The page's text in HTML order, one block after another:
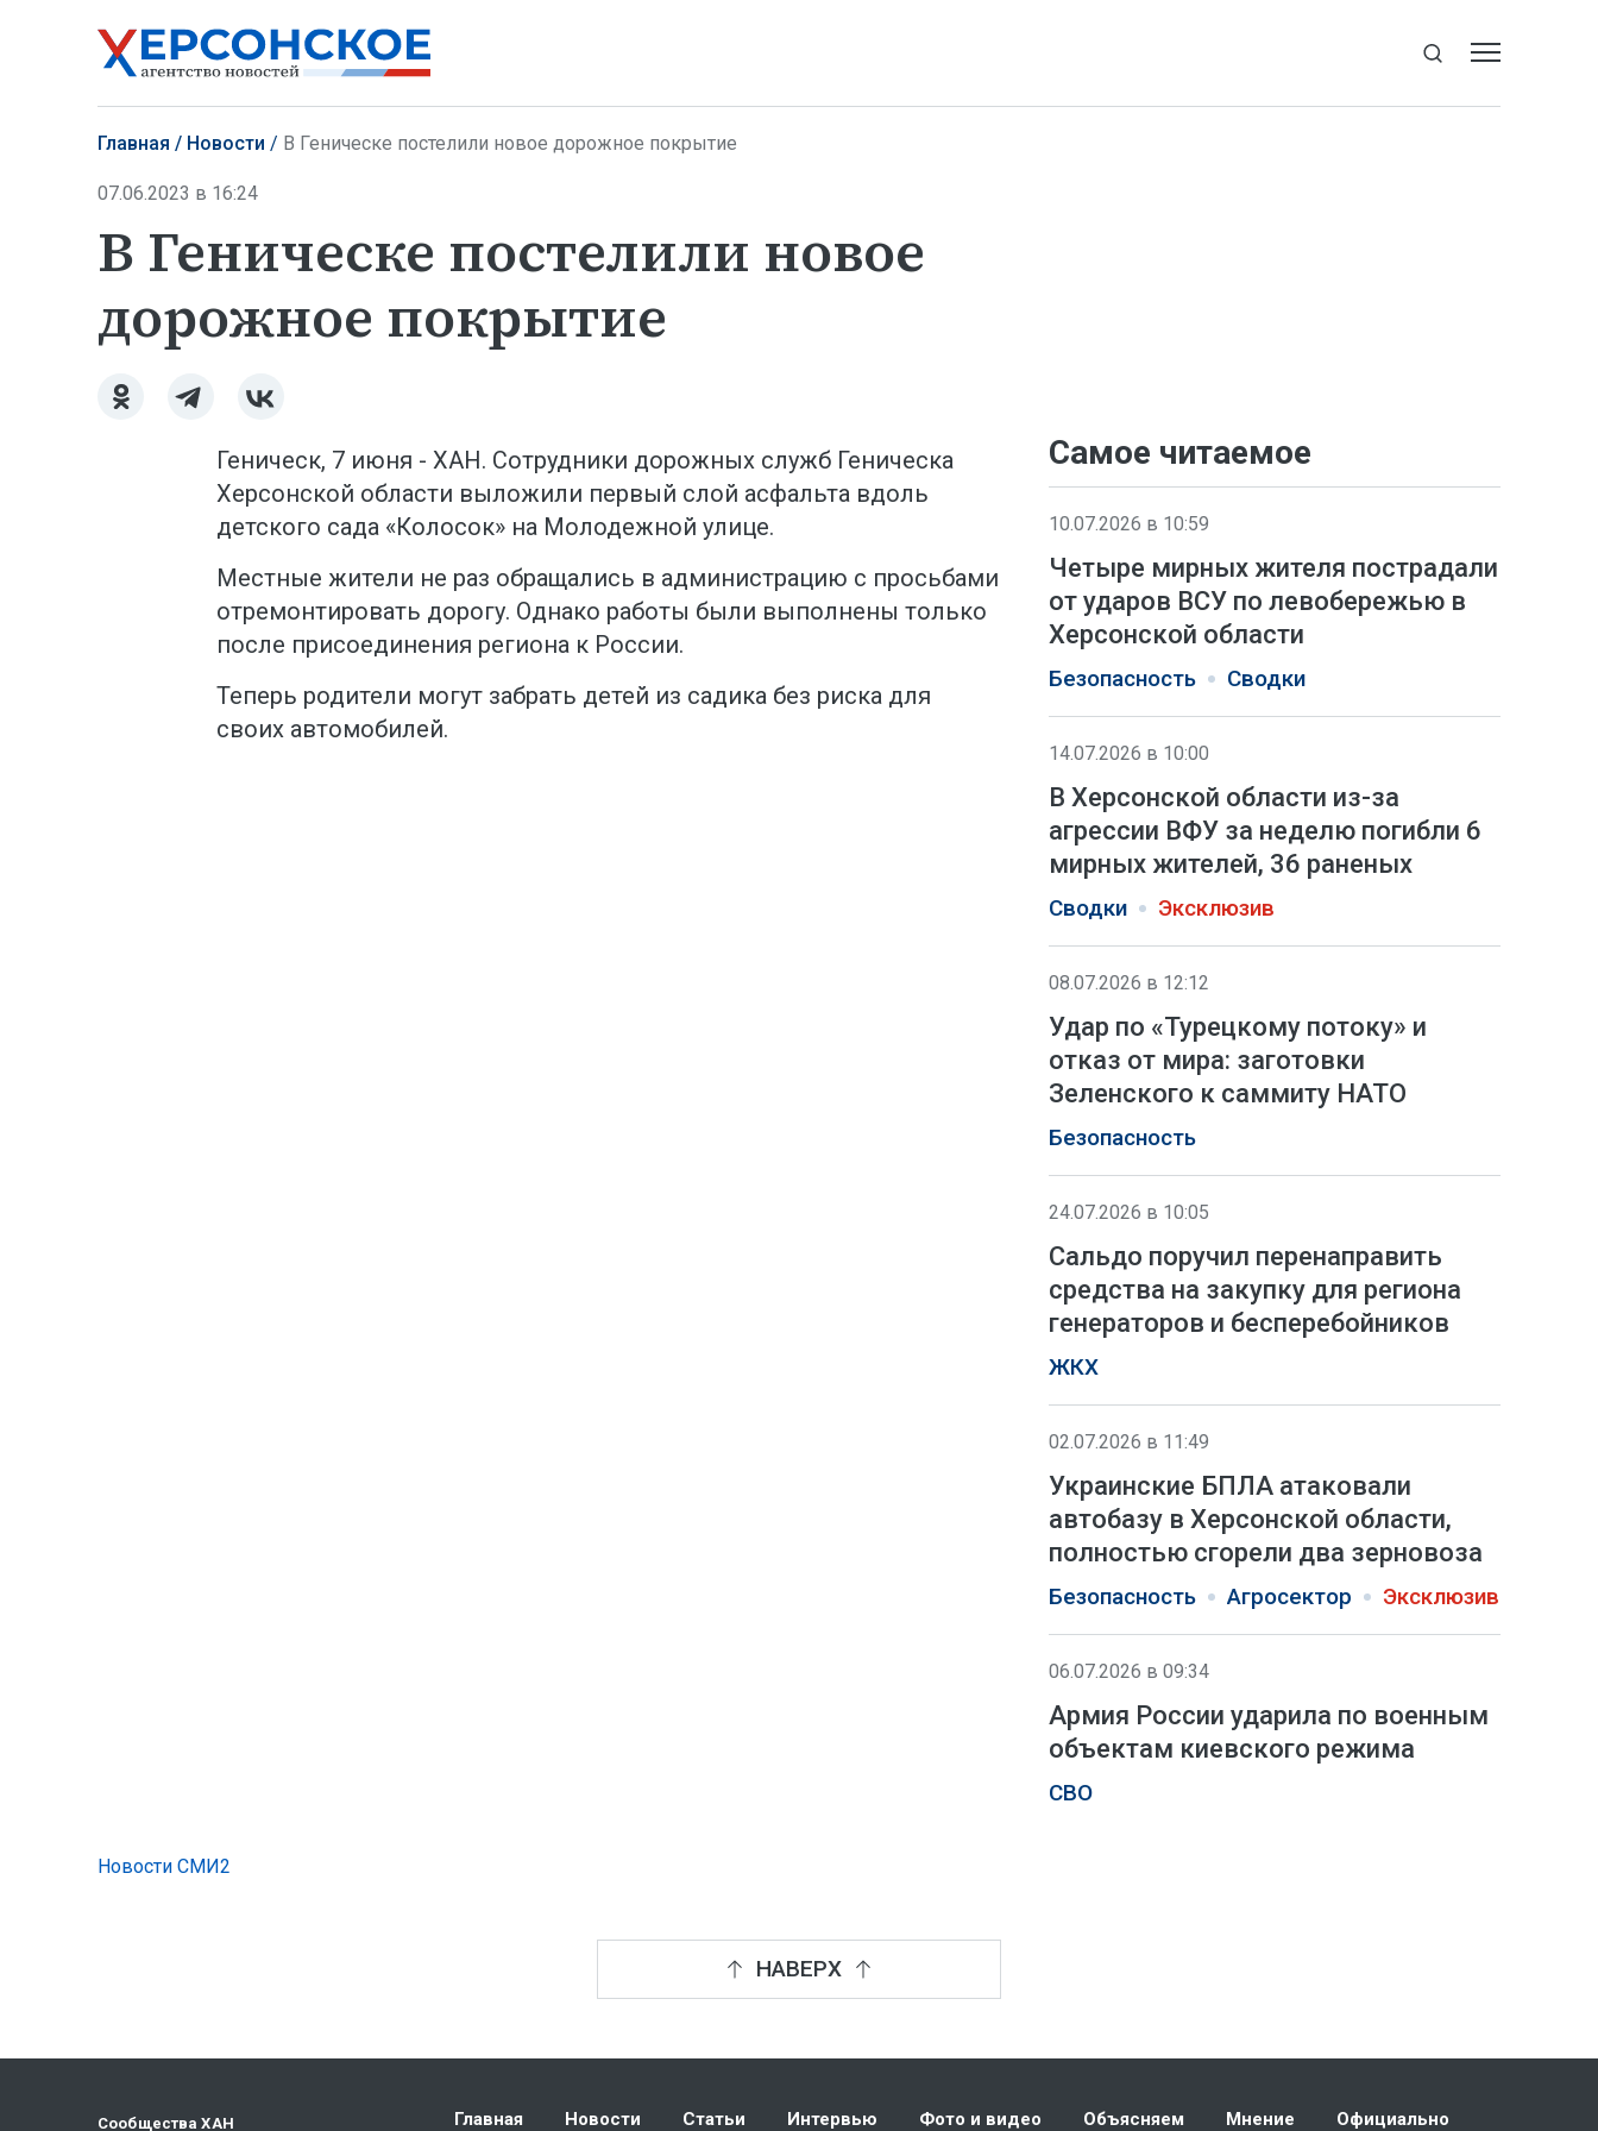
Главная Новости В Геническе постелили новое дорожное покрытие
07.06.2023 в 16:24
В Геническе постелили новое
дорожное покрытие
Геническ, 7 июня - ХАН. Сотрудники дорожных служб Геническа
Херсонской области выложили первый слой асфальта вдоль
детского сада «Колосок» на Молодежной улице.
Местные жители не раз обращались в администрацию с просьбами
отремонтировать дорогу. Однако работы были выполнены только
после присоединения региона к России.
Теперь родители могут забрать детей из садика без риска для
своих автомобилей.
Самое читаемое
10.07.2026 в 10:59
Четыре мирных жителя пострадали
от ударов ВСУ по левобережью в
Херсонской области
Безопасность Сводки
14.07.2026 в 10:00
В Херсонской области из-за
агрессии ВФУ за неделю погибли 6
мирных жителей, 36 раненых
Сводки Эксклюзив
08.07.2026 в 12:12
Удар по «Турецкому потоку» и
отказ от мира: заготовки
Зеленского к саммиту НАТО
Безопасность
24.07.2026 в 10:05
Сальдо поручил перенаправить
средства на закупку для региона
генераторов и бесперебойников
ЖКХ
02.07.2026 в 11:49
Украинские БПЛА атаковали
автобазу в Херсонской области,
полностью сгорели два зерновоза
Безопасность Агросектор Эксклюзив
06.07.2026 в 09:34
Армия России ударила по военным
объектам киевского режима
СВО
Новости СМИ2
НАВЕРХ
Сообщества ХАН Главная Новости Статьи Интервью Фото и видео Объясняем Мнение Официально